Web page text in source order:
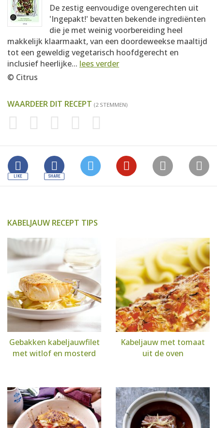
De zestig eenvoudige ovengerechten uit
'Ingepakt!' bevatten bekende ingrediënten
die je met weinig voorbereiding heel
makkelijk klaarmaakt, van een doordeweekse maaltijd
tot een geweldig vegetarisch hoofdgerecht en
inclusief heerlijke... lees verder
© Citrus
WAARDEER DIT RECEPT (2 STEMMEN)
KABELJAUW RECEPT TIPS
Gebakken kabeljauwfilet
met witlof en mosterd
Kabeljauw met tomaat
uit de oven